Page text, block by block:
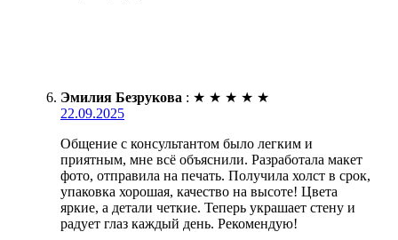
Эмилия Безрукова : ★ ★ ★ ★ ★
22.09.2025
Общение с консультантом было легким и
приятным, мне всё объяснили. Разработала макет
фото, отправила на печать. Получила холст в срок,
упаковка хорошая, качество на высоте! Цвета
яркие, а детали четкие. Теперь украшает стену и
радует глаз каждый день. Рекомендую!